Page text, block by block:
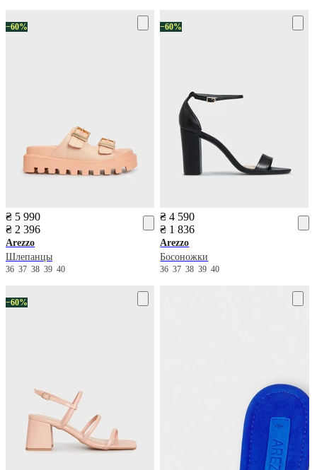
−60%
₴ 5 990
₴ 2 396
Arezzo
Шлепанцы
36 37 38 39 40
−60%
₴ 4 590
₴ 1 836
Arezzo
Босоножки
3637383940
−60%